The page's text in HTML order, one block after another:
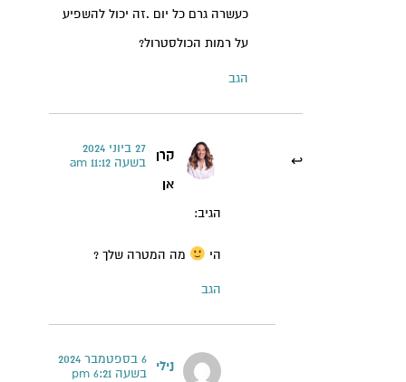
כעשרה גרם כל יום .זה יכול להשפיע
על רמות הכולסטרול?
הגב
קרן
אן
הגיב:
27 ביוני 2024
בשעה 11:12 am
הי מה המטרה שלך ?
הגב
נילי
6 בספטמבר 2024
בשעה 6:21 pm